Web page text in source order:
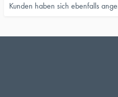
Kunden haben sich ebenfalls